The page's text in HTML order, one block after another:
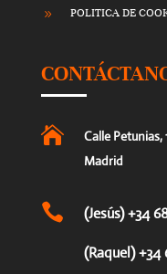
9 POLITICA DE

Calle Petunias,
Madrid
 (Jesús) +34
(Raquel) +34